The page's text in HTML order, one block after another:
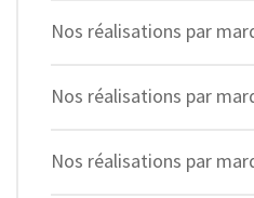
Nos réalisations par
Nos réalisations par
Nos réalisations par